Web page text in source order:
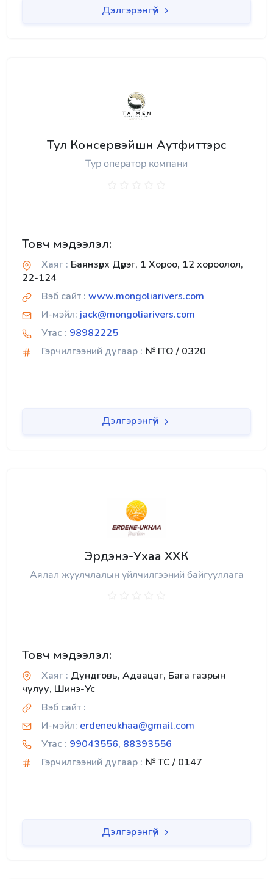
Дэлгэрэнгүй
Тул Консервэйшн Аутфиттэрс
Тур оператор компани
Товч мэдээлэл:
Хаяг : Баянзүрх Дүүрэг, 1 Хороо, 12 хороолол,
22-124
Вэб сайт : www.mongoliarivers.com
И-мэйл: jack@mongoliarivers.com
Утас : 98982225
Гэрчилгээний дугаар : № ITO / 0320
Дэлгэрэнгүй
Эрдэнэ-Ухаа ХХК
Аялал жуулчлалын үйлчилгээний байгууллага
Товч мэдээлэл:
Хаяг : Дундговь, Адаацаг, Бага газрын
чулуу, Шинэ-Ус
Вэб сайт :
И-мэйл: erdeneukhaa@gmail.com
Утас : 99043556, 88393556
Гэрчилгээний дугаар : № TC / 0147
Дэлгэрэнгүй